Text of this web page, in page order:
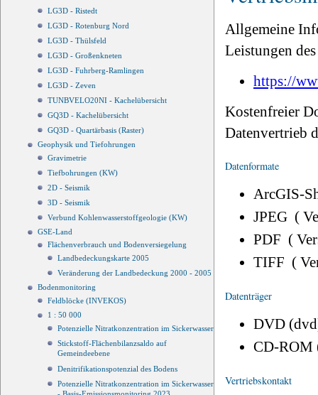
LG3D - Ristedt
LG3D - Rotenburg Nord
LG3D - Thülsfeld
LG3D - Großenkneten
LG3D - Fuhrberg-Ramlingen
LG3D - Zeven
TUNBVELO20NI - Kachelübersicht
GQ3D - Kachelübersicht
GQ3D - Quartärbasis (Raster)
Geophysik und Tiefohrungen
Gravimetrie
Tiefbohrungen (KW)
2D - Seismik
3D - Seismik
Verbund Kohlenwasserstoffgeologie (KW)
GSE-Land
Flächenverbrauch und Bodenversiegelung
Landbedeckungskarte 2005
Veränderung der Landbedeckung 2000 - 2005
Bodenmonitoring
Feldblöcke (INVEKOS)
1 : 50 000
Potenzielle Nitratkonzentration im Sickerwasser
Stickstoff-Flächenbilanzsaldo auf
Gemeindeebene
Denitrifikationspotenzial des Bodens
Potenzielle Nitratkonzentration im Sickerwasser
Allgemeine
Leistungen
https://
Kostenfreier
Datenvertrieb
Datenformate
ArcGIS-
JPEG (
PDF (
TIFF (
Datenträger
DVD
CD-ROM
Vertriebskontakt